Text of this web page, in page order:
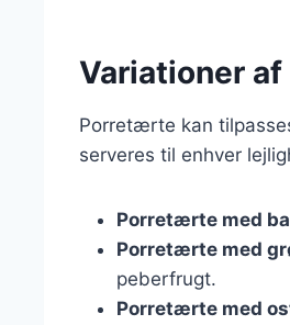
Variationer
Porretærte kan
serveres til enhver
Porretærte med
Porretærte med
peberfrugt.
Porretærte med